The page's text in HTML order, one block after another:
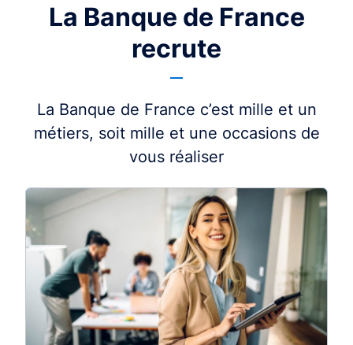
La Banque de France
recrute
La Banque de France c’est mille et un
métiers, soit mille et une occasions de
vous réaliser